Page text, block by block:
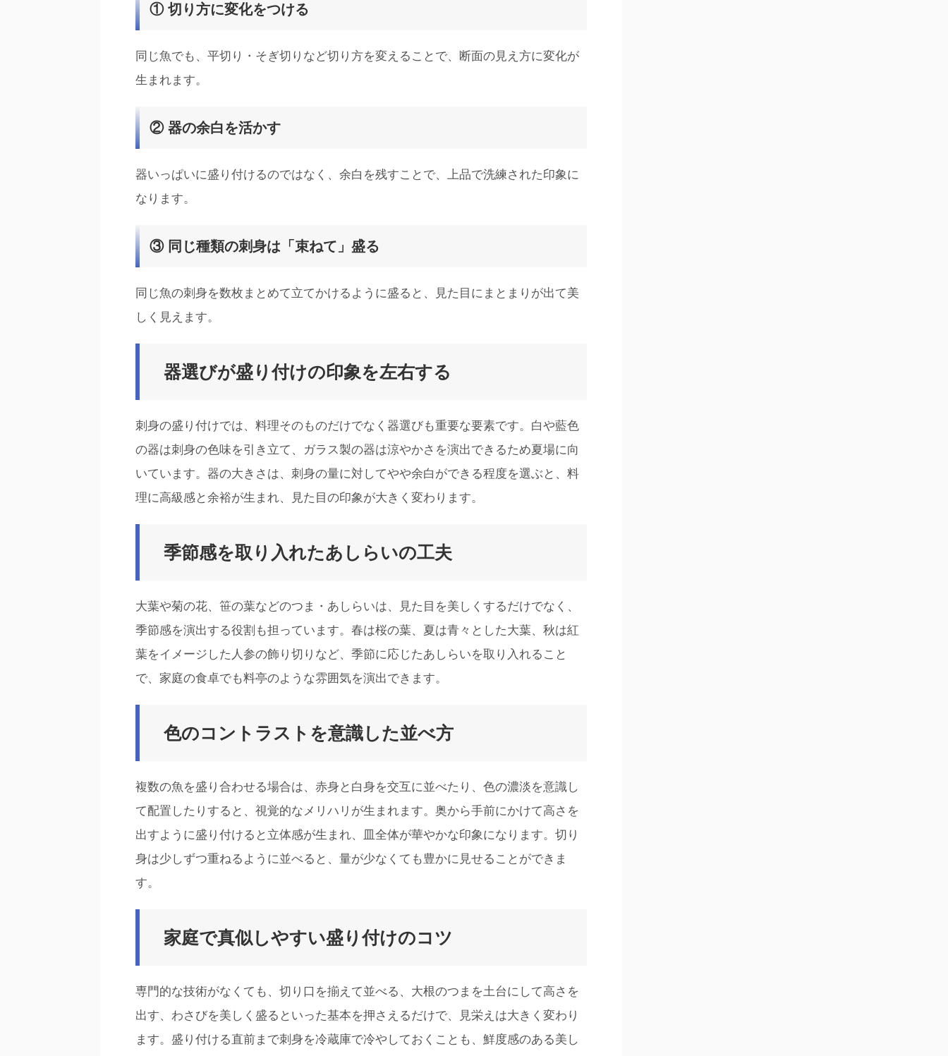
① 切り方に変化をつける
同じ魚でも、平切り・そぎ切りなど切り方を変えることで、断面の見え方に変化が
生まれます。
② 器の余白を活かす
器いっぱいに盛り付けるのではなく、余白を残すことで、上品で洗練された印象に
なります。
③ 同じ種類の刺身は「束ねて」盛る
同じ魚の刺身を数枚まとめて立てかけるように盛ると、見た目にまとまりが出て美
しく見えます。
器選びが盛り付けの印象を左右する
刺身の盛り付けでは、料理そのものだけでなく器選びも重要な要素です。白や藍色
の器は刺身の色味を引き立て、ガラス製の器は涼やかさを演出できるため夏場に向
いています。器の大きさは、刺身の量に対してやや余白ができる程度を選ぶと、料
理に高級感と余裕が生まれ、見た目の印象が大きく変わります。
季節感を取り入れたあしらいの工夫
大葉や菊の花、笹の葉などのつま・あしらいは、見た目を美しくするだけでなく、
季節感を演出する役割も担っています。春は桜の葉、夏は青々とした大葉、秋は紅
葉をイメージした人参の飾り切りなど、季節に応じたあしらいを取り入れること
で、家庭の食卓でも料亭のような雰囲気を演出できます。
色のコントラストを意識した並べ方
複数の魚を盛り合わせる場合は、赤身と白身を交互に並べたり、色の濃淡を意識し
て配置したりすると、視覚的なメリハリが生まれます。奥から手前にかけて高さを
出すように盛り付けると立体感が生まれ、皿全体が華やかな印象になります。切り
身は少しずつ重ねるように並べると、量が少なくても豊かに見せることができま
す。
家庭で真似しやすい盛り付けのコツ
専門的な技術がなくても、切り口を揃えて並べる、大根のつまを土台にして高さを
出す、わさびを美しく盛るといった基本を押さえるだけで、見栄えは大きく変わり
ます。盛り付ける直前まで刺身を冷蔵庫で冷やしておくことも、鮮度感のある美し